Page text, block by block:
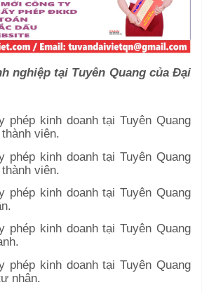
nghiệp tại Tuyên Quang của Đại
phép kinh doanh tại Tuyên Quang
viên.
phép kinh doanh tại Tuyên Quang
viên.
phép kinh doanh tại Tuyên Quang
phép kinh doanh tại Tuyên Quang
phép kinh doanh tại Tuyên Quang
nhân.